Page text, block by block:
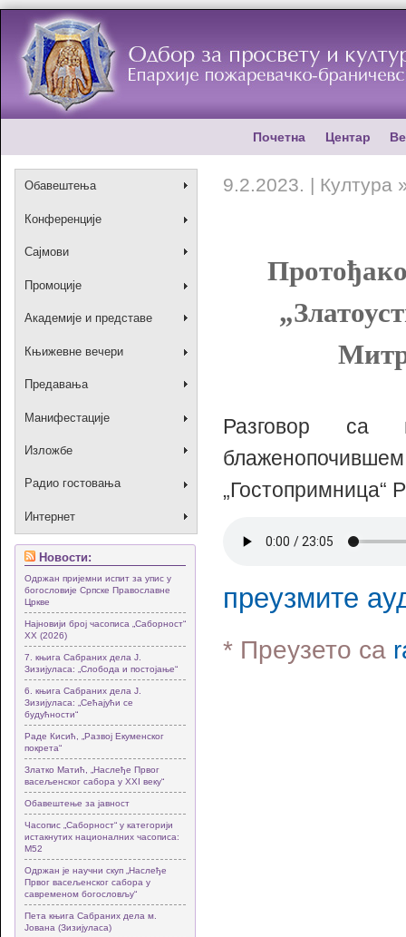
Почетна Центар
Обавештења
Конференције
Сајмови
Промоције
Академије и представе
Књижевне вечери
Предавања
Манифестације
Изложбе
Радио гостовања
Интернет
Новости:
Одржан пријемни испит за упис у
богословије Српске Православне
Цркве
Најновији број часописа „Саборност“
XX (2026)
7. књига Сабраних дела Ј.
Зизијуласа: „Слобода и постојање“
6. књига Сабраних дела Ј.
Зизијуласа: „Сећајући се
будућности“
Раде Кисић, „Развој Екуменског
покрета“
Златко Матић, „Наслеђе Првог
васељенског сабора у XXI веку“
Обавештење за јавност
Часопис „Саборност“ у категорији
истакнутих националних часописа:
М52
Одржан је научни скуп „Наслеђе
Првог васељенског сабора у
савременом богословљу“
Пета књига Сабраних дела м.
Јована (Зизијуласа)
9.2.2023. | Култура
Разговор са
„Гостопримница“
преузмите
* Преузето са